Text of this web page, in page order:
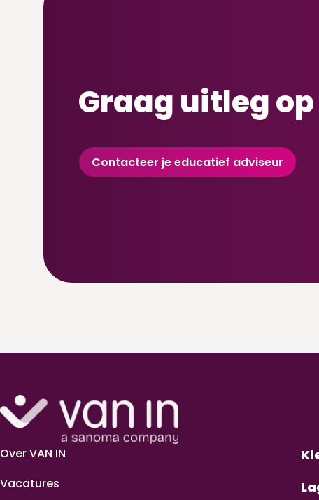
Graag uitleg
Contacteer je educatief adviseur
Over VAN IN
Vacatures